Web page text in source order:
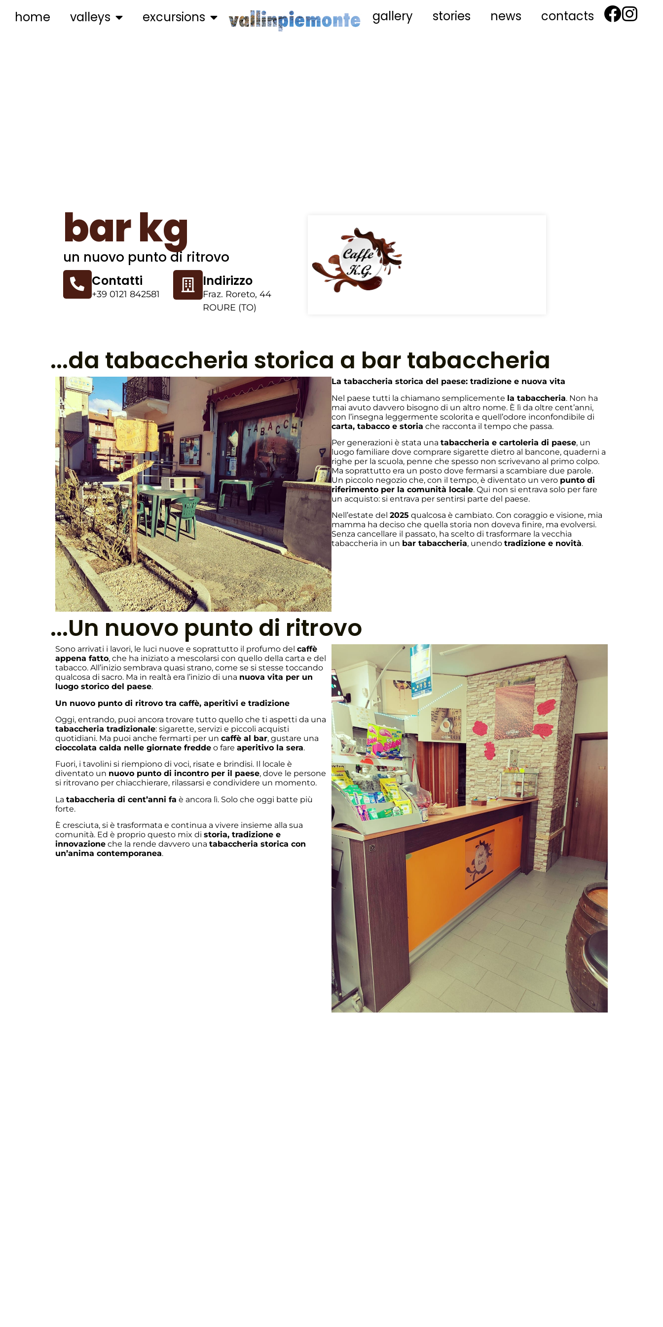
home valleys excursions gallery stories news contacts
bar kg
un nuovo punto di ritrovo
Contatti
+39 0121 842581
Indirizzo
Fraz. Roreto, 44
ROURE (TO)
...da tabaccheria storica a bar tabaccheria
La tabaccheria storica del paese: tradizione e nuova vita
Nel paese tutti la chiamano semplicemente la tabaccheria. Non ha
mai avuto davvero bisogno di un altro nome. È lì da oltre cent’anni,
con l’insegna leggermente scolorita e quell’odore inconfondibile di
carta, tabacco e storia che racconta il tempo che passa.
Per generazioni è stata una tabaccheria e cartoleria di paese, un
luogo familiare dove comprare sigarette dietro al bancone, quaderni a
righe per la scuola, penne che spesso non scrivevano al primo colpo.
Ma soprattutto era un posto dove fermarsi a scambiare due parole.
Un piccolo negozio che, con il tempo, è diventato un vero punto di
riferimento per la comunità locale. Qui non si entrava solo per fare
un acquisto: si entrava per sentirsi parte del paese.
Nell’estate del 2025 qualcosa è cambiato. Con coraggio e visione, mia
mamma ha deciso che quella storia non doveva finire, ma evolversi.
Senza cancellare il passato, ha scelto di trasformare la vecchia
tabaccheria in un bar tabaccheria, unendo tradizione e novità.
...Un nuovo punto di ritrovo
Sono arrivati i lavori, le luci nuove e soprattutto il profumo del caffè
appena fatto, che ha iniziato a mescolarsi con quello della carta e del
tabacco. All’inizio sembrava quasi strano, come se si stesse toccando
qualcosa di sacro. Ma in realtà era l’inizio di una nuova vita per un
luogo storico del paese.
Un nuovo punto di ritrovo tra caffè, aperitivi e tradizione
Oggi, entrando, puoi ancora trovare tutto quello che ti aspetti da una
tabaccheria tradizionale: sigarette, servizi e piccoli acquisti
quotidiani. Ma puoi anche fermarti per un caffè al bar, gustare una
cioccolata calda nelle giornate fredde o fare aperitivo la sera.
Fuori, i tavolini si riempiono di voci, risate e brindisi. Il locale è
diventato un nuovo punto di incontro per il paese, dove le persone
si ritrovano per chiacchierare, rilassarsi e condividere un momento.
La tabaccheria di cent’anni fa è ancora lì. Solo che oggi batte più
forte.
È cresciuta, si è trasformata e continua a vivere insieme alla sua
comunità. Ed è proprio questo mix di storia, tradizione e
innovazione che la rende davvero una tabaccheria storica con
un’anima contemporanea.